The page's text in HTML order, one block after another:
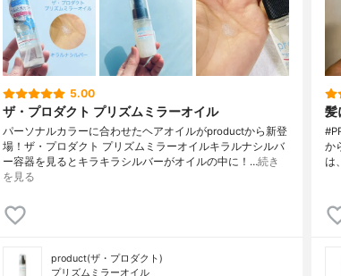
5.00
ザ・プロダクト プリズムミラーオイル
パーソナルカラーに合わせたヘアオイルがproductから新登
場！ザ・プロダクト プリズムミラーオイルキラルナシルバ
ー容器を見るとキラキラシルバーがオイルの中に！…続き
を見る
product(ザ・プロダクト)
プリズムミラーオイル
髪
か
は